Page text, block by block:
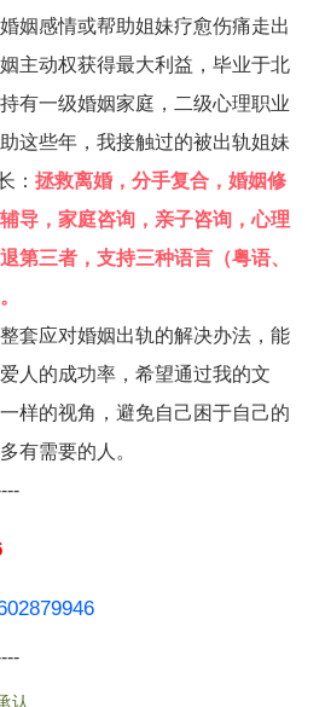
姻感情或帮助姐妹疗愈伤痛走出
主动权获得最大利益，毕业于北
有一级婚姻家庭，二级心理职业
这些年，我接触过的被出轨姐妹
： 拯救离婚，分手复合，婚姻修
导，家庭咨询，亲子咨询，心理
第三者，支持三种语言（粤语、
套应对婚姻出轨的解决办法，能
人的成功率，希望通过我的文
样的视角，避免自己困于自己的
有需要的人。
认